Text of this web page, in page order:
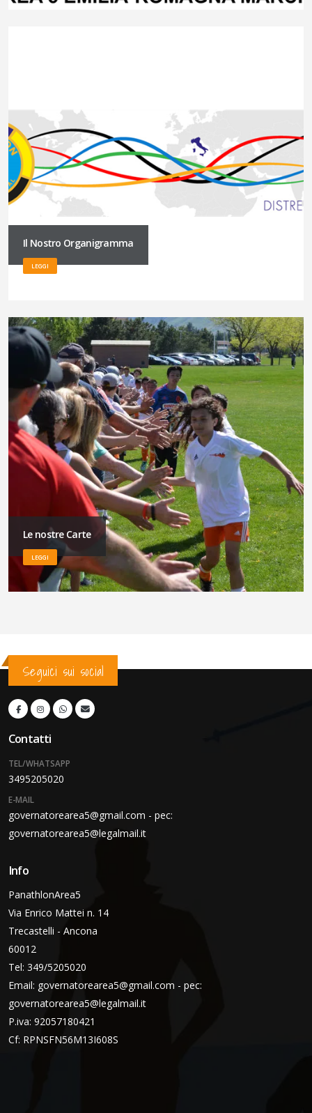
Il Nostro Organigramma
LEGGI
Le nostre Carte
LEGGI
Seguici sui social
Contatti
TEL/WHATSAPP
3495205020
E-MAIL
governatorearea5@gmail.com - pec:
governatorearea5@legalmail.it
Info
PanathlonArea5
Via Enrico Mattei n. 14
Trecastelli - Ancona
60012
Tel: 349/5205020
Email: governatorearea5@gmail.com - pec:
governatorearea5@legalmail.it
P.iva: 92057180421
Cf: RPNSFN56M13I608S